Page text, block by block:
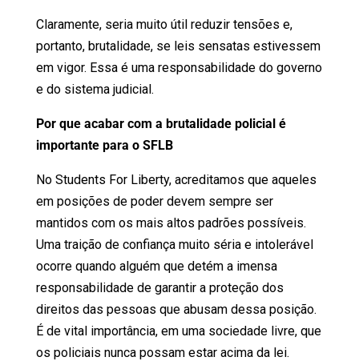
Claramente, seria muito útil reduzir tensões e,
portanto, brutalidade, se leis sensatas estivessem
em vigor. Essa é uma responsabilidade do governo
e do sistema judicial.
Por que acabar com a brutalidade policial é
importante para o SFLB
No Students For Liberty, acreditamos que aqueles
em posições de poder devem sempre ser
mantidos com os mais altos padrões possíveis.
Uma traição de confiança muito séria e intolerável
ocorre quando alguém que detém a imensa
responsabilidade de garantir a proteção dos
direitos das pessoas que abusam dessa posição.
É de vital importância, em uma sociedade livre, que
os policiais nunca possam estar acima da lei.